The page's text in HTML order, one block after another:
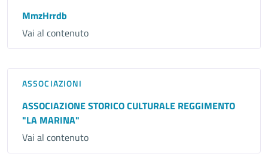
MmzHrrdb
Vai al contenuto
ASSOCIAZIONI
ASSOCIAZIONE STORICO CULTURALE REGGIMENTO
"LA MARINA"
Vai al contenuto